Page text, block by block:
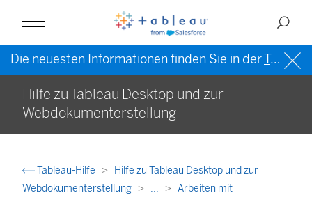
Die neuesten Informationen finden Sie in derTableau-Hilfe in englischer Sprache (US)
Hilfe zu Tableau Desktop und zur
Webdokumenterstellung
Tableau-Hilfe
Hilfe zu Tableau Desktop und zur
Webdokumenterstellung
...
Arbeiten mit